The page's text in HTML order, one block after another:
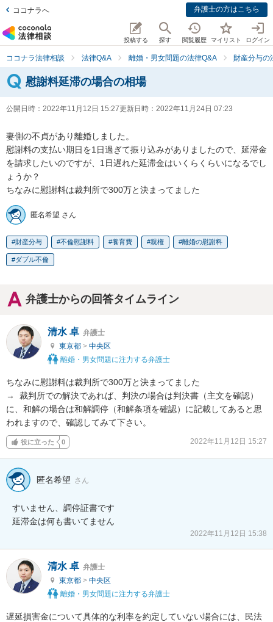
ココナラへ 弁護士の方はこちら
投稿する 探す 閲覧履歴 マイリスト ログイン
ココナラ法律相談 法律Q&A 離婚・男女問題の法律Q&A 財産分与の
慰謝料延滞の場合の相場
公開日時： 2022年11月12日 15:27更新日時： 2022年11月24日 07:23
妻側の不貞があり離婚しました。
慰謝料の支払い期日を1日過ぎて振り込みがありましたので、延滞金
を請求したいのですが、1日遅れた延滞金はいくらくらいになるでし
ょうか？
ちなみに慰謝料は裁判所で300万と決まってました
匿名希望 さん
財産分与 不倫慰謝料 養育費 親権 離婚の慰謝料
ダブル不倫
弁護士からの回答タイムライン
清水 卓 弁護士
東京都 > 中央区
離婚・男女問題に注力する弁護士
ちなみに慰謝料は裁判所で300万と決まってました
→  裁判所での解決であれば、判決の場合は判決書（主文を確認）
に、和解の場合は和解調停（和解条項を確認）に記載してあると思
われますので、確認してみて下さい。
役に立った 0 2022年11月12日 15:27
匿名希望 さん
すいません、調停証書です
延滞金は何も書いてません
2022年11月12日 15:38
清水 卓 弁護士
東京都 > 中央区
離婚・男女問題に注力する弁護士
遅延損害金について具体的な利率を約定していない場合には、民法